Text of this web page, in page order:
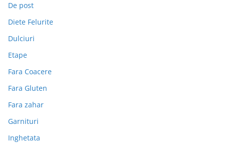
De post
Diete Felurite
Dulciuri
Etape
Fara Coacere
Fara Gluten
Fara zahar
Garnituri
Inghetata